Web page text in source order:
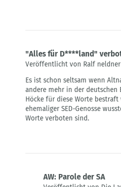
"Alles für D****land"
Veröffentlicht von Ralf neldner
auf
verbotene
Sätze/Parolen
von
ilse
Es ist schon seltsam wenn
andere mehr in der deutschen
Höcke für diese Worte
ehemaliger SED-Genosse
Worte verboten sind.
AW: Parole der SA